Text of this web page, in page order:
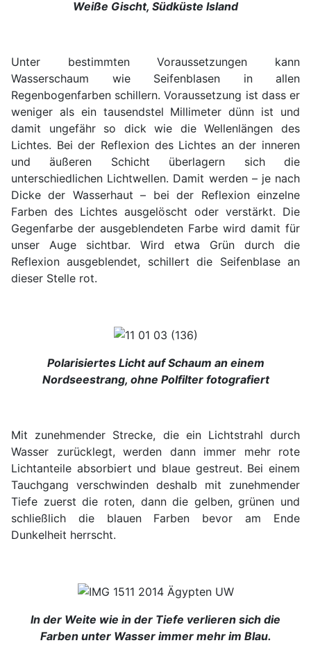
Weiße Gischt, Südküste Island
Unter bestimmten Voraussetzungen kann
Wasserschaum wie Seifenblasen in allen
Regenbogenfarben schillern. Voraussetzung ist dass er
weniger als ein tausendstel Millimeter dünn ist und
damit ungefähr so dick wie die Wellenlängen des
Lichtes. Bei der Reflexion des Lichtes an der inneren
und äußeren Schicht überlagern sich die
unterschiedlichen Lichtwellen. Damit werden – je nach
Dicke der Wasserhaut – bei der Reflexion einzelne
Farben des Lichtes ausgelöscht oder verstärkt. Die
Gegenfarbe der ausgeblendeten Farbe wird damit für
unser Auge sichtbar. Wird etwa Grün durch die
Reflexion ausgeblendet, schillert die Seifenblase an
dieser Stelle rot.
Polarisiertes Licht auf Schaum an einem
Nordseestrang, ohne Polfilter fotografiert
Mit zunehmender Strecke, die ein Lichtstrahl durch
Wasser zurücklegt, werden dann immer mehr rote
Lichtanteile absorbiert und blaue gestreut. Bei einem
Tauchgang verschwinden deshalb mit zunehmender
Tiefe zuerst die roten, dann die gelben, grünen und
schließlich die blauen Farben bevor am Ende
Dunkelheit herrscht.
In der Weite wie in der Tiefe verlieren sich die
Farben unter Wasser immer mehr im Blau.